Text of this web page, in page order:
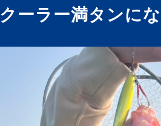
クーラー満タンに